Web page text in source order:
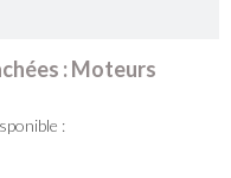
: Moteurs
: